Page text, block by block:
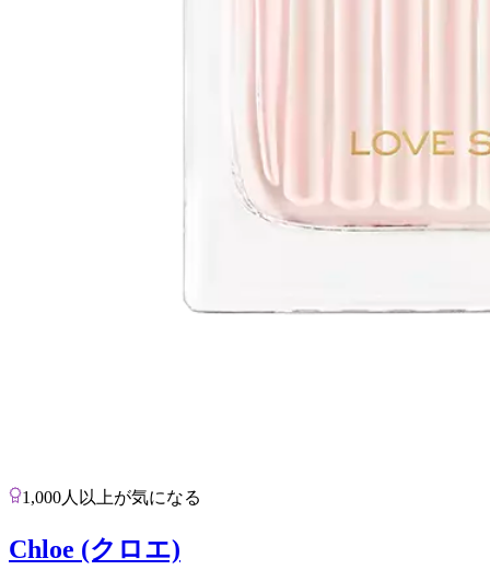
1,000人以上が気になる
Chloe (クロエ)